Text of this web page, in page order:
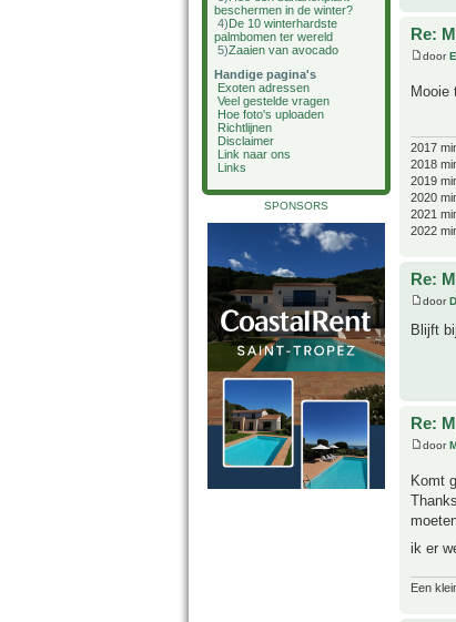
beschermen in de winter?
4)De 10 winterhardste
palmbomen ter wereld
5)Zaaien van avocado
Handige pagina's
Exoten adressen
Veel gestelde vragen
Hoe foto's uploaden
Richtlijnen
Disclaimer
Link naar ons
Links
SPONSORS
Re:
door
Mooie
2017
2018
2019
2020
2021
2022
Re:
door
Blijft
Re:
door
Komt
ik er
Een